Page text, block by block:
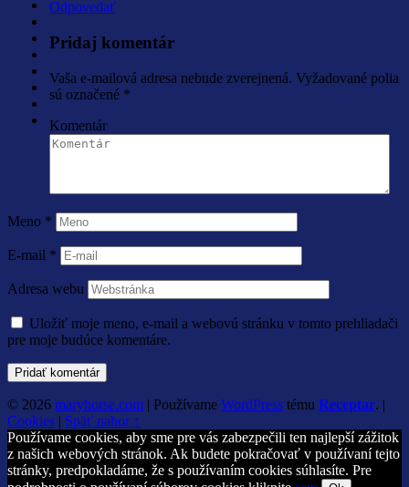
Odpovedať
Pridaj komentár
Vaša e-mailová adresa nebude zverejnená. Vyžadované polia
sú označené *
Komentár
Meno *
E-mail *
Adresa webu
Uložiť moje meno, e-mail a webovú stránku v tomto prehliadači
pre moje budúce komentáre.
© 2026 maryhorse.com | Používame WordPress tému Receptar. |
Cookies | Späť nahor ↑
Používame cookies, aby sme pre vás zabezpečili ten najlepší zážitok
z našich webových stránok. Ak budete pokračovať v používaní tejto
stránky, predpokladáme, že s používaním cookies súhlasíte. Pre